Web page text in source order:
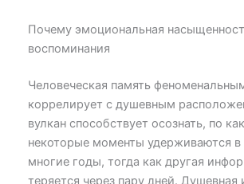
Почему эмоциональная
воспоминания
Человеческая память
коррелирует с душевным
вулкан способствует осознать, по
некоторые моменты удерживаются в
многие годы, тогда как другая
теряется через пару дней. Душевная